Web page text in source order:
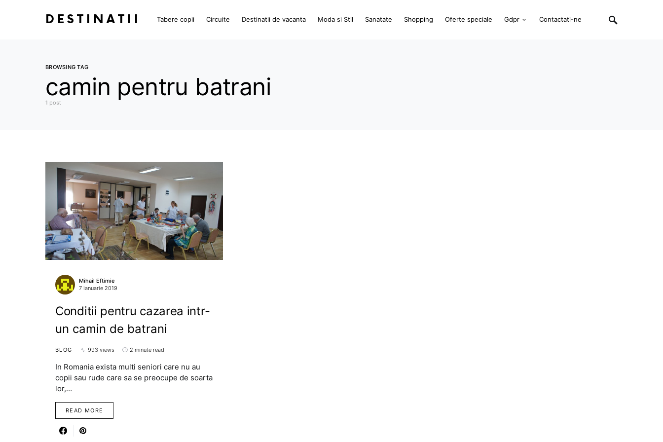
DESTINATII Tabere copii Circuite Destinatii de vacanta Moda si Stil Sanatate Shopping Oferte speciale Gdpr Contactati-ne
BROWSING TAG
camin pentru batrani
1 post
Mihail Eftimie
7 ianuarie 2019
Conditii pentru cazarea intr-
un camin de batrani
BLOG 993 views 2 minute read
In Romania exista multi seniori care nu au
copii sau rude care sa se preocupe de soarta
lor,…
READ MORE